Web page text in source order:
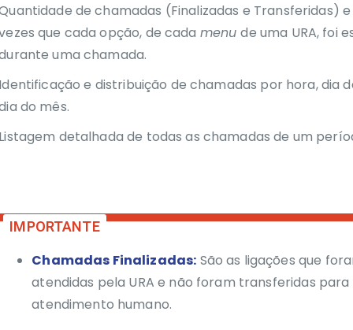
de chamadas (Finalizadas e Transferidas)
que cada opção, de cada menude uma URA, foi
uma chamada.
Identificação e distribuição de chamadas por hora, dia
do mês.
Listagem detalhada de todas as chamadas de um
Chamadas Finalizadas: São as ligações que
atendidas pela URA e não foram transferidas para
atendimento humano.